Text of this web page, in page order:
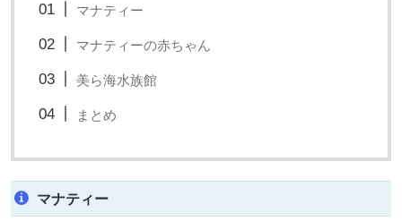
マナティー
マナティーの赤ちゃん
美ら海水族館
まとめ
マナティー